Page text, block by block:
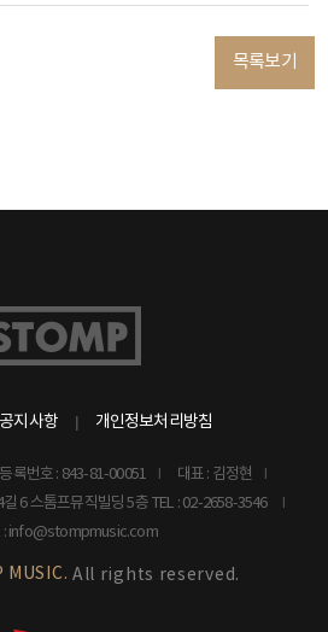
목록보기
공지사항 개인정보처리방침
록번호 : 843-81-00051
대표 : 김정현
6 스톰프뮤직빌딩 5층 TEL : 02-2658-3546
: info@stompmusic.com
MUSIC. All rights reserved.